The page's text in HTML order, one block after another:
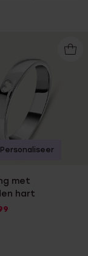
met
hart
Personaliseer